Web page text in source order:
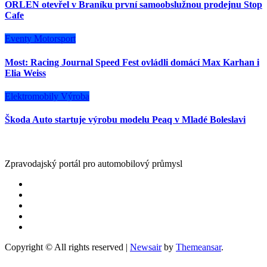
ORLEN otevřel v Braníku první samoobslužnou prodejnu Stop
Cafe
Eventy Motorsport
Most: Racing Journal Speed Fest ovládli domácí Max Karhan i
Elia Weiss
Elektromobily Výroba
Škoda Auto startuje výrobu modelu Peaq v Mladé Boleslavi
Zpravodajský portál pro automobilový průmysl
Copyright © All rights reserved | Newsairby Themeansar.